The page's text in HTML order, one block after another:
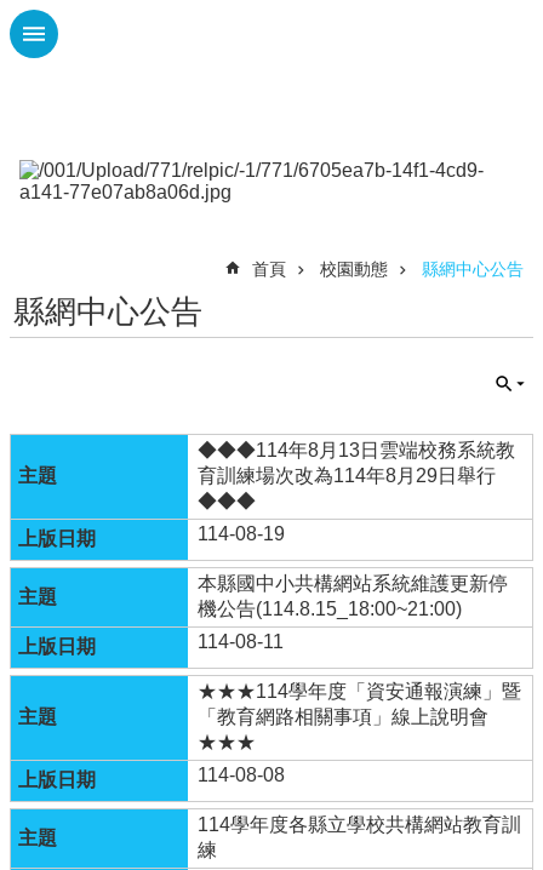
跳到主要內容區塊
尋
畫
性
校
園
動
態
認
識
本
校
行
處
室
校
首頁 校園動態 縣網中心公告
縣網中心公告
◆◆◆114年8月13日雲端校務系統教
育訓練場次改為114年8月29日舉行
◆◆◆
114-08-19
本縣國中小共構網站系統維護更新停
機公告(114.8.15_18:00~21:00)
114-08-11
★★★114學年度「資安通報演練」暨
「教育網路相關事項」線上說明會
★★★
114-08-08
114學年度各縣立學校共構網站教育訓
練